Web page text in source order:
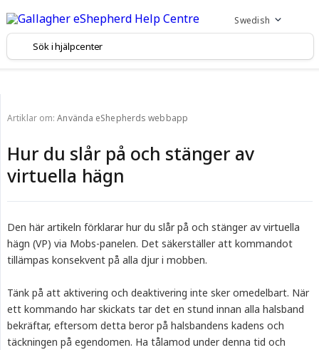
Swedish
Artiklar om: Använda eShepherds webbapp
Hur du slår på och stänger av
virtuella hägn
Den här artikeln förklarar hur du slår på och stänger av virtuella
hägn (VP) via Mobs-panelen. Det säkerställer att kommandot
tillämpas konsekvent på alla djur i mobben.
Tänk på att aktivering och deaktivering inte sker omedelbart. När
ett kommando har skickats tar det en stund innan alla halsband
bekräftar, eftersom detta beror på halsbandens kadens och
täckningen på egendomen. Ha tålamod under denna tid och